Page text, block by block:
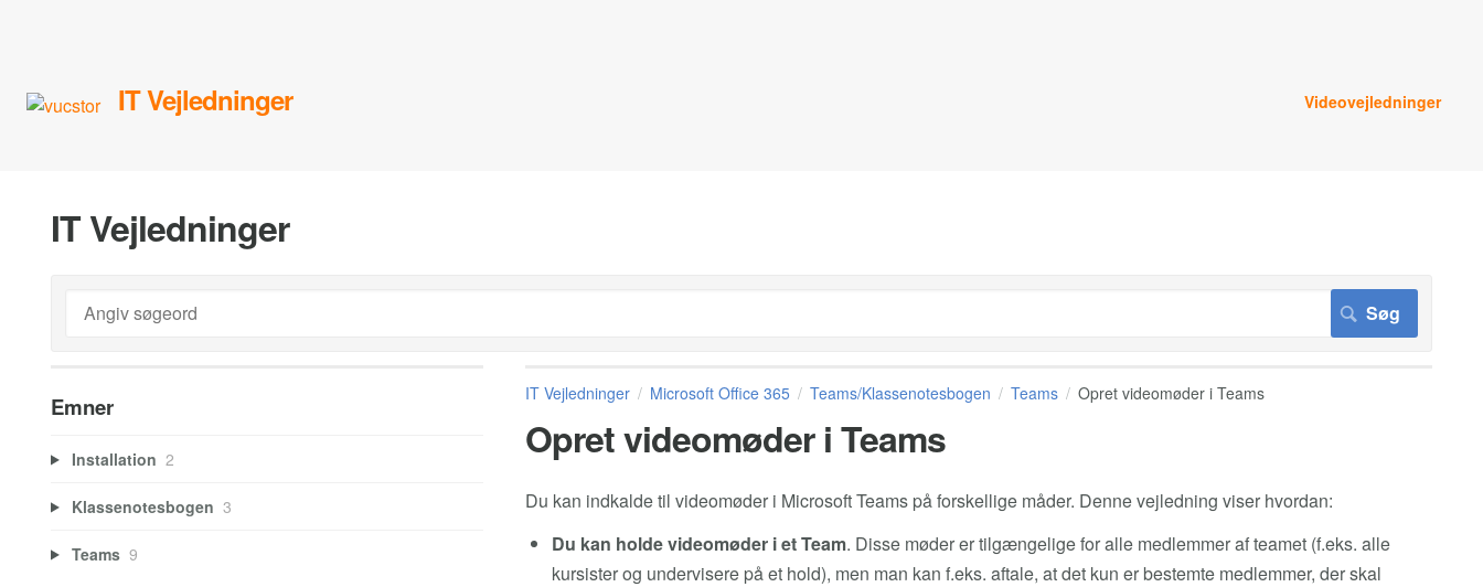
IT Vejledninger Videovejledninger
IT Vejledninger
IT Vejledninger Microsoft Office 365 Teams/Klassenotesbogen Teams Opret videomøder i Teams
Opret videomøder i Teams
Du kan indkalde til videomøder i Microsoft Teams på forskellige måder. Denne vejledning viser hvordan:
Du kan holde videomøder i et Team. Disse møder er tilgængelige for alle medlemmer af teamet (f.eks. alle
kursister og undervisere på et hold), men man kan f.eks. aftale, at det kun er bestemte medlemmer, der skal
Emner
Installation 2
Klassenotesbogen 3
Teams 9